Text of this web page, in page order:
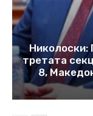
Николоски:
третата
8,